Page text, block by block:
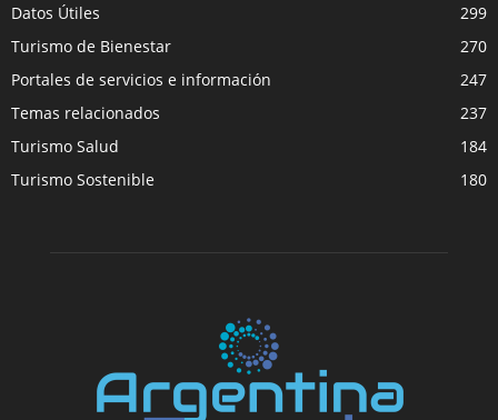
Datos Útiles
299
Turismo de Bienestar
270
Portales de servicios e información
247
Temas relacionados
237
Turismo Salud
184
Turismo Sostenible
180